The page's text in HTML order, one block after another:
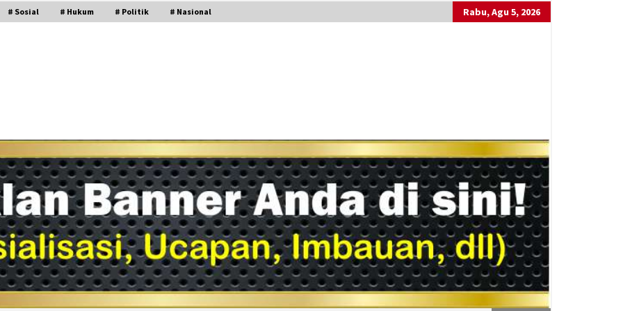
# Sosial # Hukum # Politik # Nasional Rabu, Agu 5, 2026